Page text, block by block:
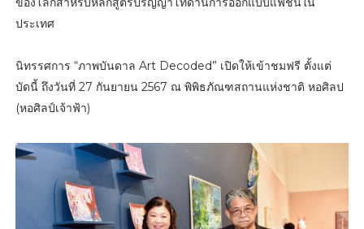
ประเทศ
นิทรรศการ “ภาพบันดาล Art Decoded” เปิดให้เข้าชมฟรี ตั้งแต่
บัดนี้ ถึงวันที่ 27 กันยายน 2567 ณ พิพิธภัณฑสถานแห่งชาติ หอศิลป
(หอศิลป์เจ้าฟ้า)